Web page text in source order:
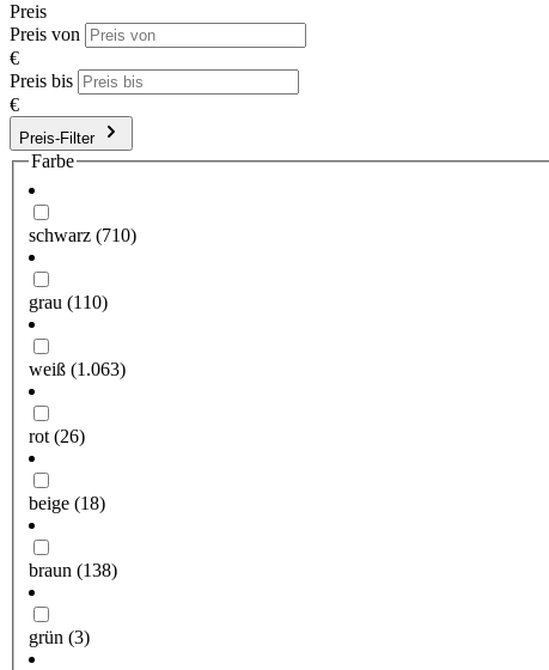
Preis
Preis von
€
Preis bis
€
Preis-Filter
Farbe
schwarz (710)
grau (110)
weiß (1.063)
rot (26)
beige (18)
braun (138)
grün (3)